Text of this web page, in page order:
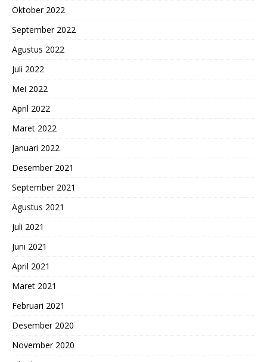
Oktober 2022
September 2022
Agustus 2022
Juli 2022
Mei 2022
April 2022
Maret 2022
Januari 2022
Desember 2021
September 2021
Agustus 2021
Juli 2021
Juni 2021
April 2021
Maret 2021
Februari 2021
Desember 2020
November 2020